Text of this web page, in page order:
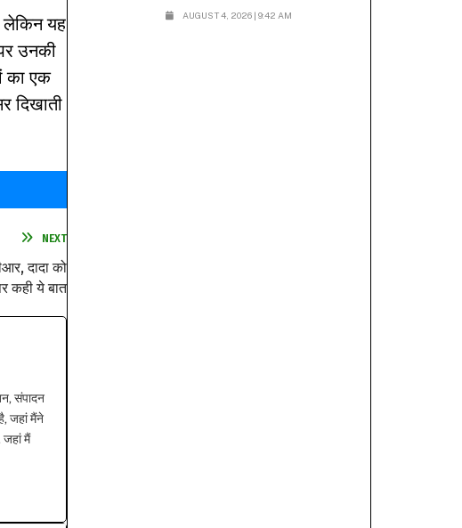
लेकिन यह
उनकी
का एक
दिखाती
NEXT
दादा को
कही ये बात
संपादन
जहां मैंने
जहां मैं
AUGUST 4, 2026 | 9:42 AM